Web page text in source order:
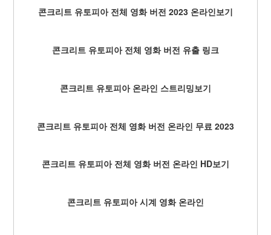
콘크리트 유토피아 전체 영화 버전 2023 온라인보기
콘크리트 유토피아 전체 영화 버전 유출 링크
콘크리트 유토피아 온라인 스트리밍보기
콘크리트 유토피아 전체 영화 버전 온라인 무료 2023
콘크리트 유토피아 전체 영화 버전 온라인 HD보기
콘크리트 유토피아 시계 영화 온라인